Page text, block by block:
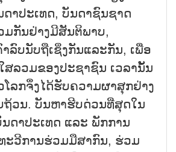
ດາປະເທດ, ບັນດາຊົນຊາດ
ມກັນຢ່າງມີສັນຕິພາບ,
ລົບນັບຖືເຊິ່ງກັນແລະກັນ, ເພື່ອ
ສລວມຂອງປະຊາຊົນ ເວລານັ້ນ
ລກຈຶ່ງໄດ້ຮັບຄວາມຜາສຸກຢ່າງ
ຖ້ວນ. ບັນຫາຮີບດ່ວນທີ່ສຸດໃນ
ດາປະເທດ ແລະ ພັກການ
ະວີການຮ່ວມມືສາກົນ, ຮ່ວມ